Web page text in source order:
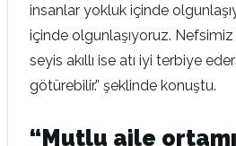
insanlar yokluk içinde
içinde olgunlaşıyoruz.
seyis akıllı ise atı iyi terbiye
götürebilir.” şeklinde konuştu.
“Mutlu aile ortamı